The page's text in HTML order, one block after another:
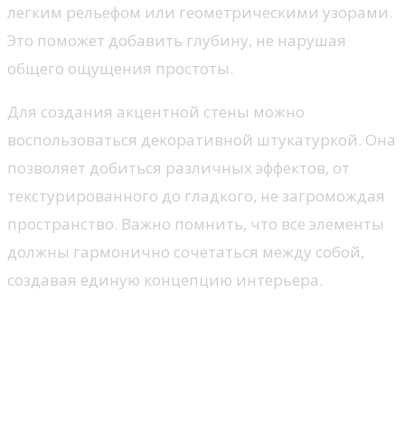
легким рельефом или геометрическими узорами.
Это поможет добавить глубину, не нарушая
общего ощущения простоты.
Для создания акцентной стены можно
воспользоваться декоративной штукатуркой. Она
позволяет добиться различных эффектов, от
текстурированного до гладкого, не загромождая
пространство. Важно помнить, что все элементы
должны гармонично сочетаться между собой,
создавая единую концепцию интерьера.